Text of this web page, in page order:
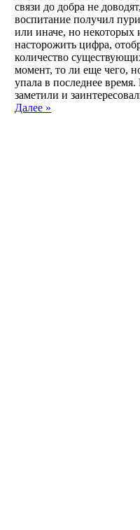
связи до добра не
воспитание получил
или иначе, но некоторых
насторожить цифра,
количество
момент, то ли еще чего,
упала в последнее
заметили и
Далее »